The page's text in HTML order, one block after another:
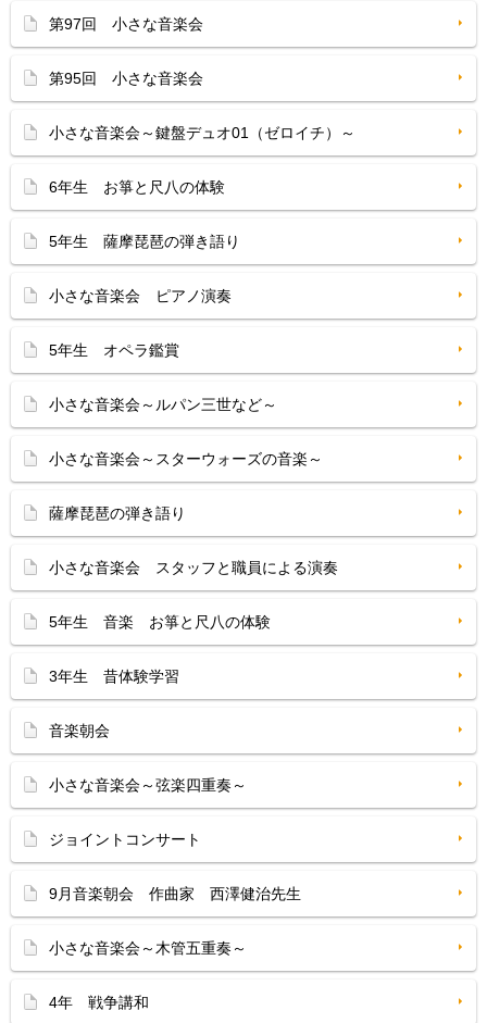
第97回 小さな音楽会
第95回 小さな音楽会
小さな音楽会～鍵盤デュオ01（ゼロイチ）～
6年生 お箏と尺八の体験
5年生 薩摩琵琶の弾き語り
小さな音楽会 ピアノ演奏
5年生 オペラ鑑賞
小さな音楽会～ルパン三世など～
小さな音楽会～スターウォーズの音楽～
薩摩琵琶の弾き語り
小さな音楽会 スタッフと職員による演奏
5年生 音楽 お箏と尺八の体験
3年生 昔体験学習
音楽朝会
小さな音楽会～弦楽四重奏～
ジョイントコンサート
9月音楽朝会 作曲家 西澤健治先生
小さな音楽会～木管五重奏～
4年 戦争講和